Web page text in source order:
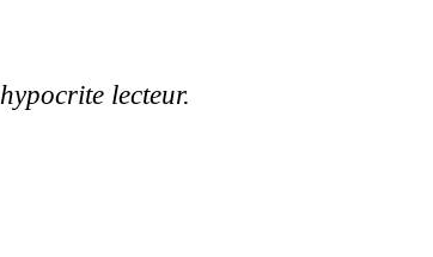
hypocrite lecteur.